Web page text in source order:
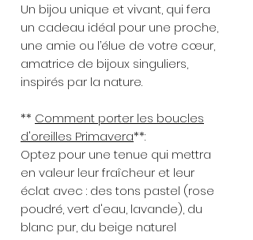
Un bijou unique et vivant, qui fera
un cadeau idéal pour une proche,
une amie ou l’élue de votre cœur,
amatrice de bijoux singuliers,
inspirés par la nature.
** Comment porter les boucles
d'oreilles Primavera**:
Optez pour une tenue qui mettra
en valeur leur fraîcheur et leur
éclat avec : des tons pastel (rose
poudré, vert d'eau, lavande), du
blanc pur, du beige naturel